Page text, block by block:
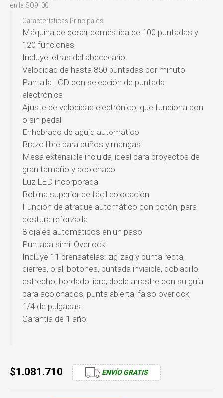
en la SQ9100.
Características Principales
Máquina de coser doméstica de 100 puntadas y
120 funciones
Incluye letras del abecedario
Velocidad de hasta 850 puntadas por minuto
Pantalla LCD con selección de puntada
electrónica
Ajuste de velocidad electrónico, que funciona con
o sin pedal
Enhebrado de aguja automático
Brazo libre para puños y mangas
Mesa extensible incluida, ideal para proyectos de
gran tamaño y acolchado
Luz LED incorporada
Bobina superior de fácil colocación
Función de atraque automático con botón, para
costura reforzada
8 ojales automáticos en un paso
Puntada simil Overlock
Incluye 11 prensatelas: zig-zag y punta recta,
cierres, ojal, botones, puntada invisible, dobladillo
estrecho, bordado libre, doble arrastre con su guía
para acolchados, punta abierta, falso overlock,
1/4 de pulgadas
Garantía de 1 año
$1.081.710 ENVÍO GRATIS